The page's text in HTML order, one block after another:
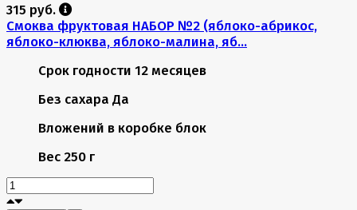
315 руб.
Смоква фруктовая НАБОР №2 (яблоко-абрикос,
яблоко-клюква, яблоко-малина, яб...
Срок годности 12 месяцев
Без сахара Да
Вложений в коробке блок
Вес 250 г